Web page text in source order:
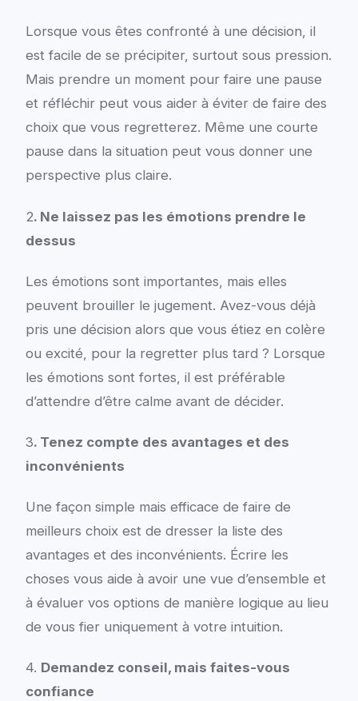
Lorsque vous êtes confronté à une décision, il
est facile de se précipiter, surtout sous pression.
Mais prendre un moment pour faire une pause
et réfléchir peut vous aider à éviter de faire des
choix que vous regretterez. Même une courte
pause dans la situation peut vous donner une
perspective plus claire.
2. Ne laissez pas les émotions prendre le
dessus
Les émotions sont importantes, mais elles
peuvent brouiller le jugement. Avez-vous déjà
pris une décision alors que vous étiez en colère
ou excité, pour la regretter plus tard ? Lorsque
les émotions sont fortes, il est préférable
d’attendre d’être calme avant de décider.
3. Tenez compte des avantages et des
inconvénients
Une façon simple mais efficace de faire de
meilleurs choix est de dresser la liste des
avantages et des inconvénients. Écrire les
choses vous aide à avoir une vue d’ensemble et
à évaluer vos options de manière logique au lieu
de vous fier uniquement à votre intuition.
4. Demandez conseil, mais faites-vous
confiance